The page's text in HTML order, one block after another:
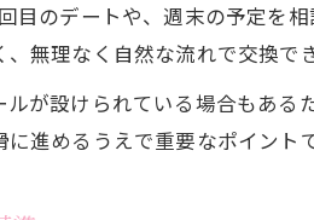
目のデートや、週末の予定を
無理なく自然な流れで交換で
が設けられている場合もあ
進めるうえで重要なポイントで